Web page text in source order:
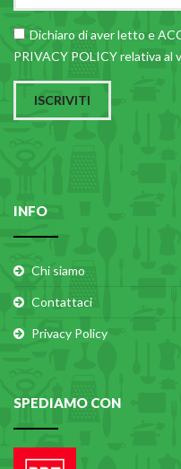
Dichiaro di aver letto e
PRIVACY POLICY relativa al
ISCRIVITI
INFO
Chi siamo
Contattaci
Privacy Policy
SPEDIAMO CON